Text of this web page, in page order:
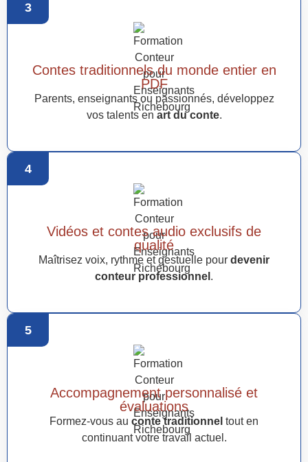
3
Contes traditionnels du monde entier en
PDF
Parents, enseignants ou passionnés, développez
vos talents en art du conte.
4
Vidéos et contes audio exclusifs de
qualité
Maîtrisez voix, rythme et gestuelle pour devenir
conteur professionnel .
5
Accompagnement personnalisé et
évaluations
Formez-vous au conte traditionnel tout en
continuant votre travail actuel.